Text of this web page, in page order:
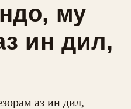
му
ин дил,
аз ин дил,